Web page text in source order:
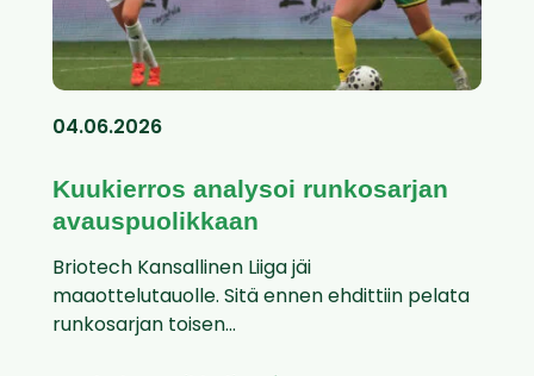
04.06.2026
Kuukierros analysoi runkosarjan
avauspuolikkaan
Briotech Kansallinen Liiga jäi
maaottelutauolle. Sitä ennen ehdittiin pelata
runkosarjan toisen...